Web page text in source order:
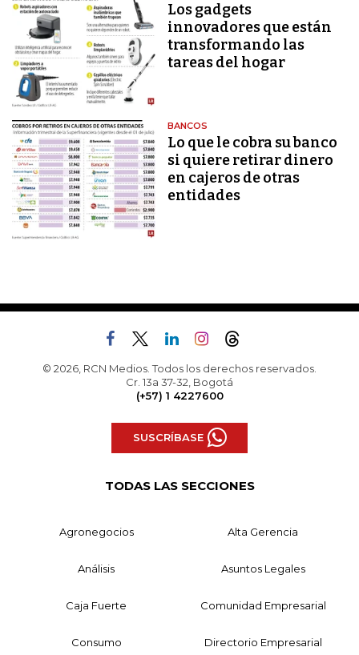
Los gadgets
innovadores que están
transformando las
tareas del hogar
BANCOS
Lo que le cobra su banco
si quiere retirar dinero
en cajeros de otras
entidades
© 2026, RCN Medios. Todos los derechos reservados.
Cr. 13a 37-32, Bogotá
(+57) 1 4227600
SUSCRÍBASE
TODAS LAS SECCIONES
Agronegocios Alta Gerencia
Análisis Asuntos Legales
Caja Fuerte Comunidad Empresarial
Consumo Directorio Empresarial